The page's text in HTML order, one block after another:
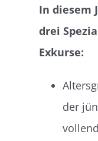
In diesem
drei
Exkurse:
der